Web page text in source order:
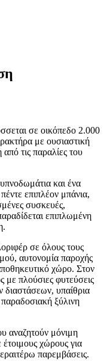
σε οικόπεδο 2.000
με ουσιαστική
τις παραλίες του
και ένα
επιπλέον μπάνια,
συσκευές,
επιπλωμένη
σε όλους τους
αυτονομία παροχής
χώρο. Στον
πλούσιες φυτεύσεις
διαστάσεων, υπαίθρια
ξύλινη
αναζητούν μόνιμη
χώρους για
παρεμβάσεις.